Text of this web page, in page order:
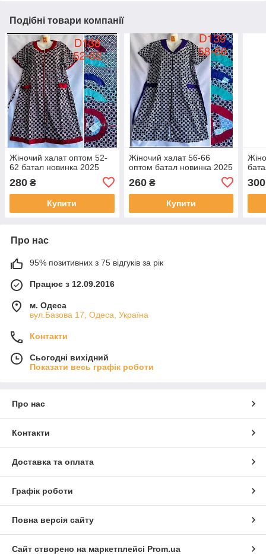
Подібні товари компанії
Жіночий халат оптом 52-
62 батал новинка 2025
280 ₴
Купити
Жіночий халат 56-66
оптом батал новинка 2025
260₴
Купити
300
Про нас
95% позитивних з 75 відгуків за рік
Працює з 12.09.2016
м. Одеса
вул.Базова 17, Одеса, Україна
Контакти
Сьогодні вихідний
Показати весь графік роботи
Про нас
Контакти
Доставка та оплата
Графік роботи
Повна версія сайту
Сайт створено на маркетплейсі Prom.ua